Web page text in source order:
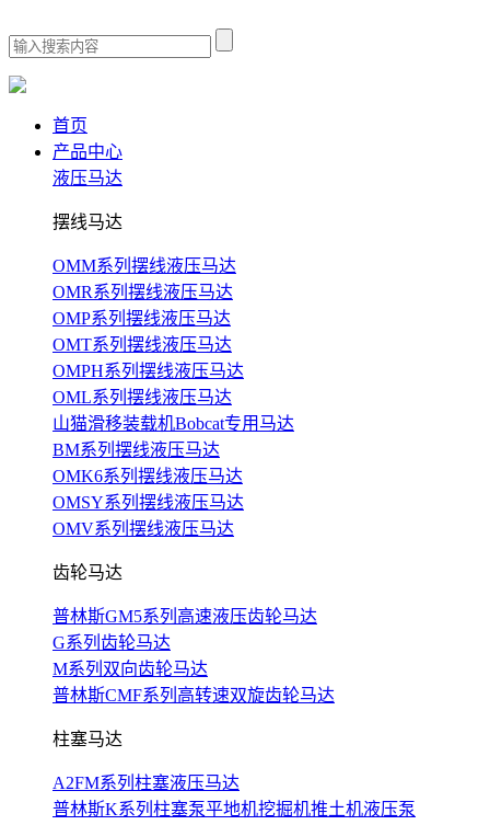
首页
产品中心
液压马达
摆线马达
OMM系列摆线液压马达
OMR系列摆线液压马达
OMP系列摆线液压马达
OMT系列摆线液压马达
OMPH系列摆线液压马达
OML系列摆线液压马达
山猫滑移装载机Bobcat专用马达
BM系列摆线液压马达
OMK6系列摆线液压马达
OMSY系列摆线液压马达
OMV系列摆线液压马达
齿轮马达
普林斯GM5系列高速液压齿轮马达
G系列齿轮马达
M系列双向齿轮马达
普林斯CMF系列高转速双旋齿轮马达
柱塞马达
A2FM系列柱塞液压马达
普林斯K系列柱塞泵平地机挖掘机推土机液压泵